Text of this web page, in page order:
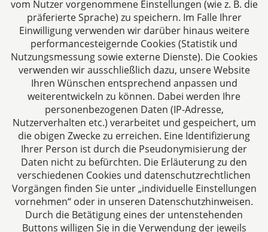
steuerstrafrecht.pro
Aachen
Jülicher Straße 215
52070 Aachen
Deutschland
Tel: +49 241 94621-0
Fax: +49 241 94621-111
E-Mail:kanzlei@dhk-law.com
Über uns
Ihr Partner für Steuerberater, Wirtschaftsprüfer und
vom Nutzer vorgenommene Einstellungen (wie z. B. die
präferierte Sprache) zu speichern. Im Falle Ihrer
Einwilligung verwenden wir darüber hinaus weitere
performancesteigernde Cookies (Statistik und
Nutzungsmessung sowie externe Dienste). Die Cookies
verwenden wir ausschließlich dazu, unsere Website
Ihren Wünschen entsprechend anpassen und
weiterentwickeln zu können. Dabei werden Ihre
personenbezogenen Daten (IP-Adresse,
Nutzerverhalten etc.) verarbeitet und gespeichert, um
die obigen Zwecke zu erreichen. Eine Identifizierung
Ihrer Person ist durch die Pseudonymisierung der
Daten nicht zu befürchten. Die Erläuterung zu den
verschiedenen Cookies und datenschutzrechtlichen
Vorgängen finden Sie unter „individuelle Einstellungen
vornehmen“ oder in unseren Datenschutzhinweisen.
Durch die Betätigung eines der untenstehenden
Buttons willigen Sie in die Verwendung der jeweils